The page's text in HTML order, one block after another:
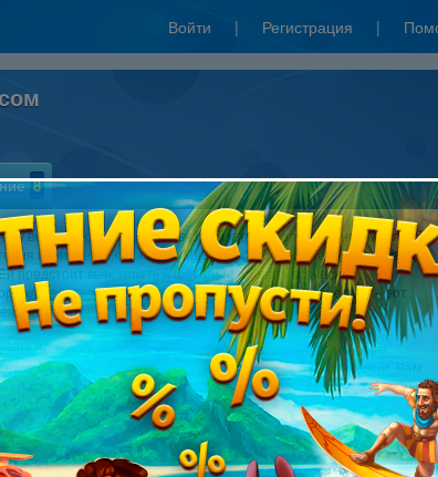
Войти | Регистрация |
8
вниманию веселый и отвязный квест с великолепной Масяней
начинается с того, что Масяня устроилась репортером в одну
предстоит выискивать и фотографировать всяческие
явлений. Привидения, вампиры, инопланетяне – вот
с которой придется столкнуться отважной Масяне.
под желтым прессом» полностью создана в стилистике
о приключениях простой питерской девушки Масяни. Вам
ей на нелегком поприще фоторепортера желтой газеты. Задания
отличаются разнообразием: «Пойди туда, не знаю куда, и
За время прохождения игры вам предстоит встретиться
а так же с закадычными друзьями Масяни – Хрюнделем и